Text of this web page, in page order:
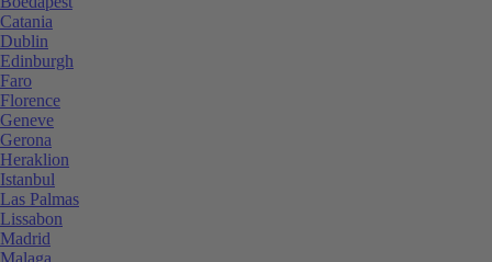
Catania
Dublin
Edinburgh
Faro
Florence
Geneve
Gerona
Heraklion
Istanbul
Las Palmas
Lissabon
Madrid
Malaga